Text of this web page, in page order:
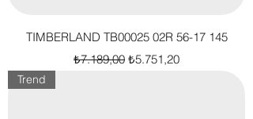
TIMBERLAND TB00025 02R 56-17 145
Normal Fiyat
₺7.189,00 İndirimli Fiyat
₺5.751,20
Trend